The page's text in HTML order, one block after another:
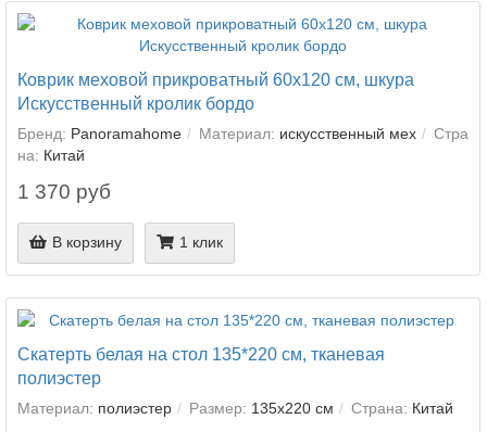
Коврик меховой прикроватный 60х120 см, шкура
Искусственный кролик бордо
Бренд: Panoramahome Материал: искусственный мех
Стра
на: Китай
1 370 руб
В корзину 1 клик
Скатерть белая на стол 135*220 см, тканевая
полиэстер
Материал: полиэстер Размер: 135х220 см Страна: Китай